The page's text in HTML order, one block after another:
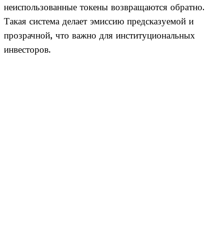
неиспользованные токены возвращаются обратно.
Такая система делает эмиссию предсказуемой и
прозрачной, что важно для институциональных
инвесторов.